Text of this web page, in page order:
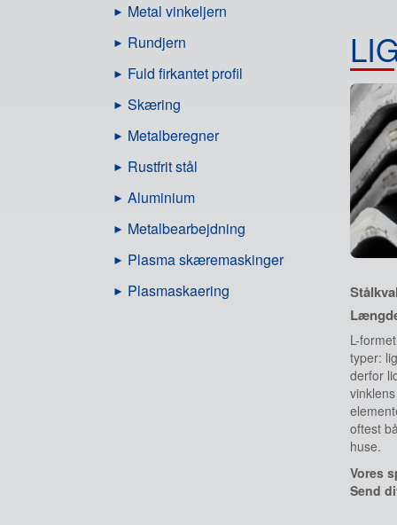
Metal vinkeljern
Rundjern
Fuld firkantet profil
Skæring
Metalberegner
Rustfrit stål
Aluminium
Metalbearbejdning
Plasma skæremaskinger
Plasmaskaering
L-
typer:
derfor
oftest
huse.
Vores
Send